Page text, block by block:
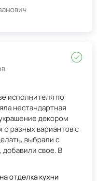
исполнителя по
нестандартная
декором
выбрали с
свое. В